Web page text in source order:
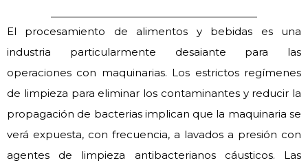
El procesamiento de alimentos y bebidas es una
industria particularmente desaiante para las
operaciones con maquinarias. Los estrictos regímenes
de limpieza para eliminar los contaminantes y reducir la
propagación de bacterias implican que la maquinaria se
verá expuesta, con frecuencia, a lavados a presión con
agentes de limpieza antibacterianos cáusticos. Las